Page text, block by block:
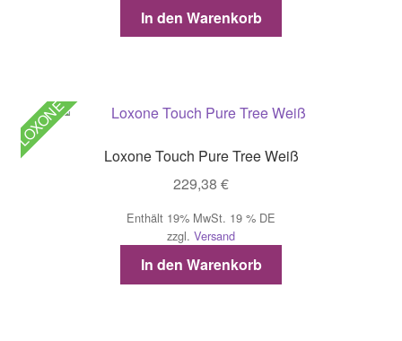
In den Warenkorb
LOXONE
Loxone Touch Pure Tree Weiß
229,38 €
Enthält 19% MwSt. 19 % DE
zzgl. Versand
In den Warenkorb